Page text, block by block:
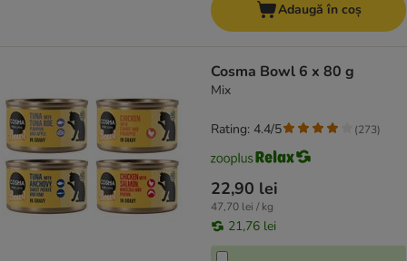
Adaugă în coș
Cosma Bowl 6 x 80 g
Mix
22,90 lei
47,70 lei / kg
21,76 lei
Rating: 4.4/5 (273)